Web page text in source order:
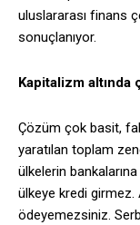
uluslararası finans
sonuçlanıyor.
Kapitalizm altında
Çözüm çok basit,
yaratılan toplam
ülkelerin
ülkeye kredi girmez.
ödeyemezsiniz.